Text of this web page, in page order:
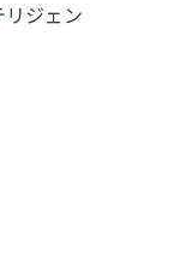
ジェン